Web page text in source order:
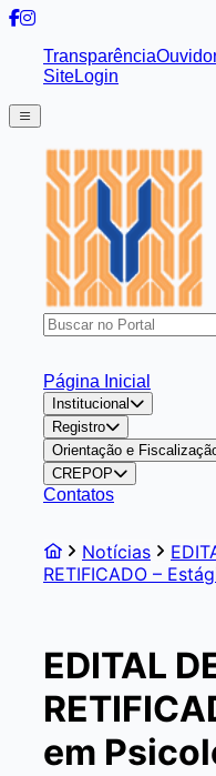
Transparência
SiteLogin
Página Inicial
Institucional
Registro
Orientação e
CREPOP
Contatos
Notícias
RETIFICADO –
EDITAL
em